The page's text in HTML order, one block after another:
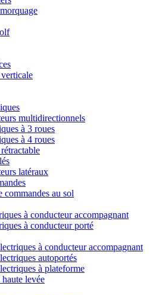
verticale
multidirectionnels
à 3 roues
à 4 roues
latéraux
commandes au sol
à conducteur accompagnant
à conducteur porté
à conducteur accompagnant
autoportés
à plateforme
haute levée